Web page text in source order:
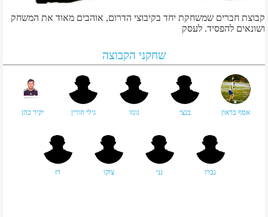
קבוצת חברים שמשחקת יחד בקיבוצי הדרום, אוהבים מאוד את המשחק
ושונאים להפסיד. לעסק
שחקני הקבוצה
אסף בראון בנצי גונזו גילי חורין יקיר כהן
נברו נני צוקו רז